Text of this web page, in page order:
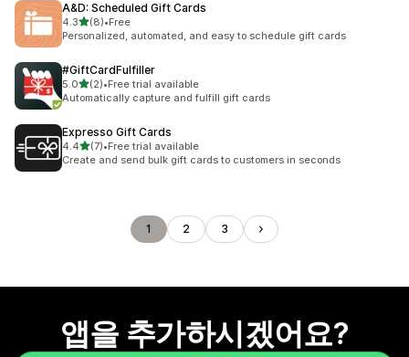
A&D: Scheduled Gift Cards
4.3별 5개 중
(8)
총 리뷰 8개
•Free
Personalized, automated, and easy to schedule gift cards
#GiftCardFulfiller
5.0별 5개 중
(2)
총 리뷰 2개
•Free trial available
Automatically capture and fulfill gift cards
Expresso Gift Cards
4.4별 5개 중
(7)
총 리뷰 7개
•Free trial available
Create and send bulk gift cards to customers in seconds
1 2 3
앱을 추가하시겠어요?